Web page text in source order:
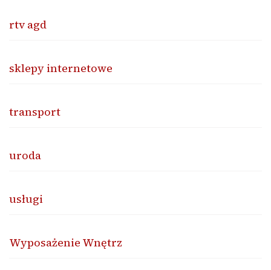
rtv agd
sklepy internetowe
transport
uroda
usługi
Wyposażenie Wnętrz